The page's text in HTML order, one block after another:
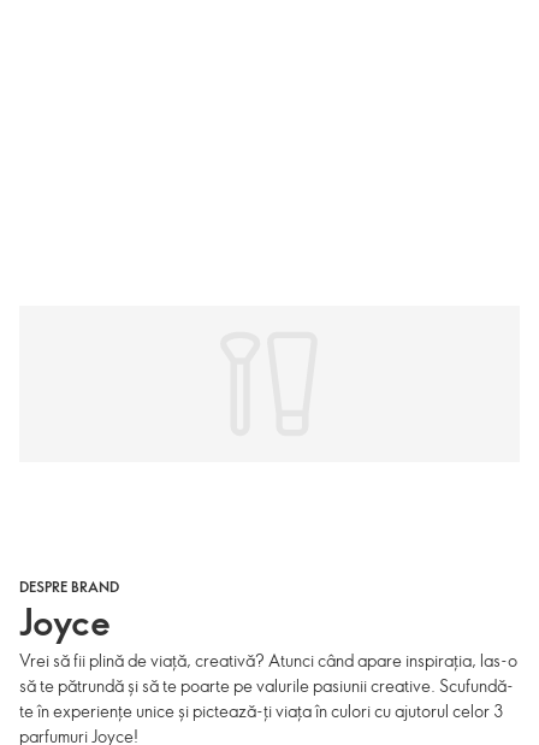
DESPRE BRAND
Joyce
Vrei să fii plină de viață, creativă? Atunci când apare inspirația, las-o
să te pătrundă și să te poarte pe valurile pasiunii creative. Scufundă-
te în experiențe unice și pictează-ți viața în culori cu ajutorul celor 3
parfumuri Joyce!